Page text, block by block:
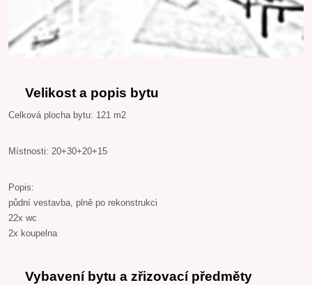
Velikost a popis bytu
Celková plocha bytu: 121 m2
Místnosti: 20+30+20+15
Popis:
půdní vestavba, plně po rekonstrukci
22x wc
2x koupelna
Vybavení bytu a zřizovací předměty